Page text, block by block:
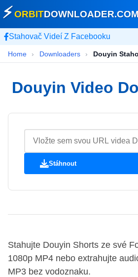
⚡ORBITDOWNLOADER
Stahovač Videí Z Facebooku
Home › Downloaders › Douyin
Douyin Video
Stáhnout
Stahujte Douyin Shorts ze své
1080p MP4 nebo extrahujte
MP3 bez vodoznaku.